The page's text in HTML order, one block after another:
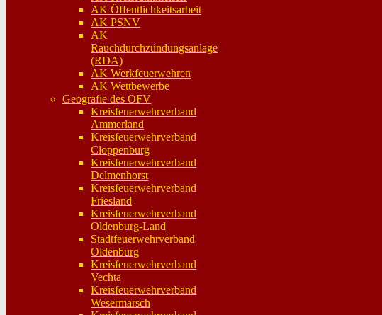
AK Öffentlichkeitsarbeit
AK PSNV
AK
Rauchdurchzündungsanlage
(RDA)
AK Werkfeuerwehren
AK Wettbewerbe
Geografie des OFV
Kreisfeuerwehrverband
Ammerland
Kreisfeuerwehrverband
Cloppenburg
Kreisfeuerwehrverband
Delmenhorst
Kreisfeuerwehrverband
Friesland
Kreisfeuerwehrverband
Oldenburg-Land
Stadtfeuerwehrverband
Oldenburg
Kreisfeuerwehrverband
Vechta
Kreisfeuerwehrverband
Wesermarsch